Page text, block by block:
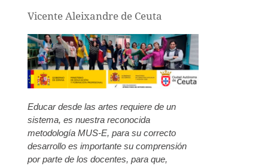
Vicente Aleixandre de Ceuta
Educar desde las artes requiere de un
sistema, es nuestra reconocida
metodología MUS-E, para su correcto
desarrollo es importante su comprensión
por parte de los docentes, para que,